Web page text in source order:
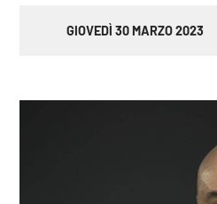
GIOVEDÌ 30 MARZO 2023